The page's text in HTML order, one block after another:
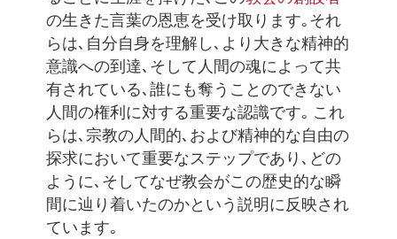
の生きた言葉の恩恵を受け取ります｡それ
らは､自分自身を理解し､より大きな精神的
意識への到達､そして人間の魂によって共
有されている､誰にも奪うことのできない
人間の権利に対する重要な認識です｡ これ
らは､宗教の人間的､および精神的な自由の
探求において重要なステップであり､どの
ように､そしてなぜ教会がこの歴史的な瞬
間に辿り着いたのかという説明に反映され
ています｡